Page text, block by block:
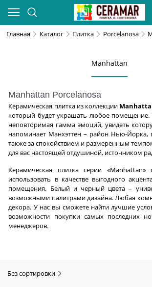
Главная Каталог Плитка Porcelanosa
Manhattan
Manhattan Porcelanosa
Керамическая плитка из коллекции
который будет украшать любое помещение.
неповторимая гамма эмоций, увидеть
напоминает Манхэттен – район Нью-
также за спокойствием и размеренным
для вас настоящей отдушиной, источником
Керамическая плитка серии
использовать в качестве выгодного
помещения. Белый и черный цвета –
возможными палитрами дизайна. Любая
декора. У нас вы сможете найти лучшие
возможности покупки самых последних
менеджеров.
Без сортировки